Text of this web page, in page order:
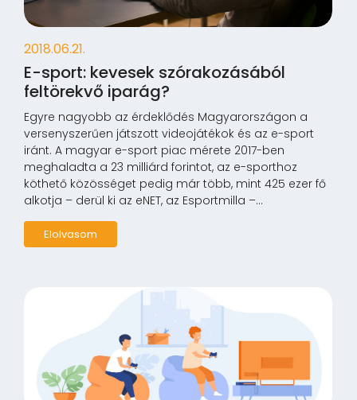
2018.06.21.
E-sport: kevesek szórakozásából
feltörekvő iparág?
Egyre nagyobb az érdeklődés Magyarországon a
versenyszerűen játszott videojátékok és az e-sport
iránt. A magyar e-sport piac mérete 2017-ben
meghaladta a 23 milliárd forintot, az e-sporthoz
köthető közösséget pedig már több, mint 425 ezer fő
alkotja – derül ki az eNET, az Esportmilla –...
Elolvasom